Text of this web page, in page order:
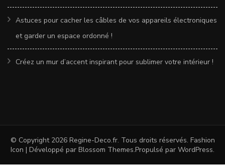
Astuces pour cacher les câbles de vos appareils électroniques
et garder un espace ordonné !
Créez un mur d’accent inspirant pour sublimer votre intérieur !
© Copyright 2026 Regine-Deco.fr. Tous droits réservés. Fashion
Icon | Développé par Blossom Themes.Propulsé par WordPress.